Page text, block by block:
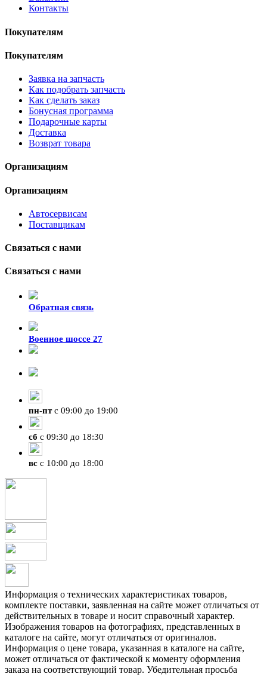
Контакты
Покупателям
Покупателям
Заявка на запчасть
Как подобрать запчасть
Как сделать заказ
Бонусная программа
Подарочные карты
Доставка
Возврат товара
Организациям
Организациям
Автосервисам
Поставщикам
Связаться с нами
Связаться с нами
Обратная связь
Военное шоссе 27
пн-птс 09:00 до 19:00
сб с 09:30 до 18:30
вс с 10:00 до 18:00
Информация о технических характеристиках товаров,
комплекте поставки, заявленная на сайте может отличаться от
действительных в товаре и носит справочный характер.
Изображения товаров на фотографиях, представленных в
каталоге на сайте, могут отличаться от оригиналов.
Информация о цене товара, указанная в каталоге на сайте,
может отличаться от фактической к моменту оформления
заказа на соответствующий товар. Убедительная просьба